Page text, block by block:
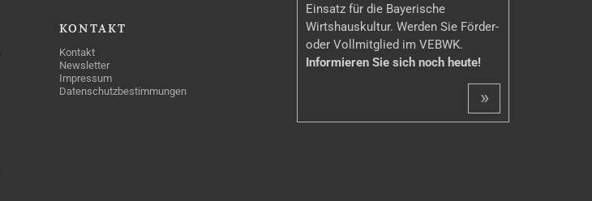
KONTAKT
Kontakt
Newsletter
Impressum
Datenschutzbestimmungen
Einsatz für die Bayerische
Wirtshauskultur. Werden Sie Förder-
oder Vollmitglied im VEBWK.
Informieren Sie sich noch heute!
»